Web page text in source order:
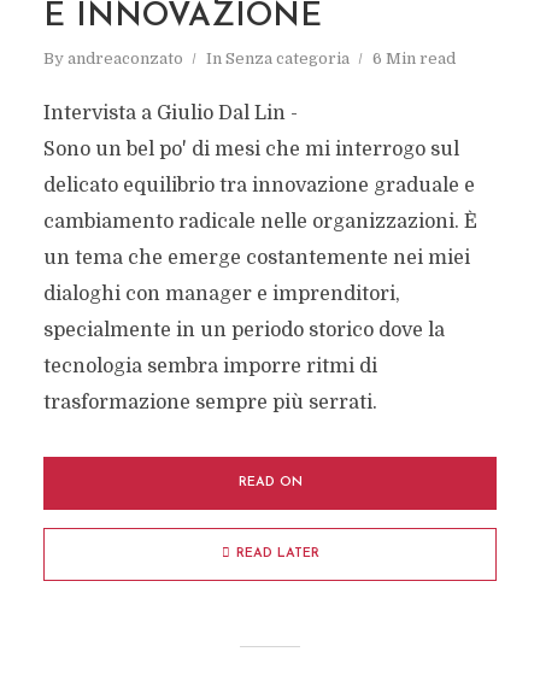
E INNOVAZIONE
By andreaconzato In Senza categoria 6 Min read
Intervista a Giulio Dal Lin -
Sono un bel po' di mesi che mi interrogo sul
delicato equilibrio tra innovazione graduale e
cambiamento radicale nelle organizzazioni. È
un tema che emerge costantemente nei miei
dialoghi con manager e imprenditori,
specialmente in un periodo storico dove la
tecnologia sembra imporre ritmi di
trasformazione sempre più serrati.
READ ON
READ LATER